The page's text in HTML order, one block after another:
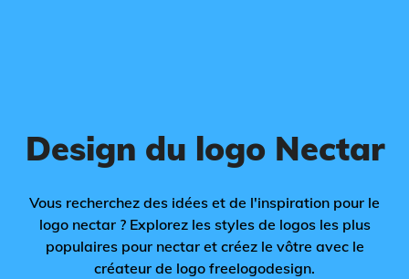
Design du logo Nectar
Vous recherchez des idées et de l'inspiration pour le
logo nectar ? Explorez les styles de logos les plus
populaires pour nectar et créez le vôtre avec le
créateur de logo freelogodesign.